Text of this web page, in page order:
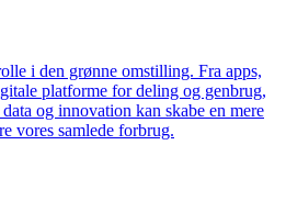
i den grønne omstilling. Fra apps,
platforme for deling og genbrug,
og innovation kan skabe en mere
vores samlede forbrug.